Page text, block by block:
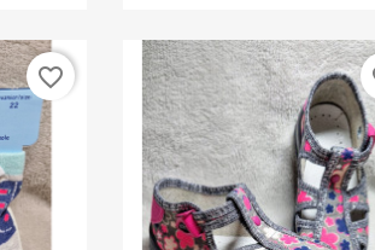
favorite_border